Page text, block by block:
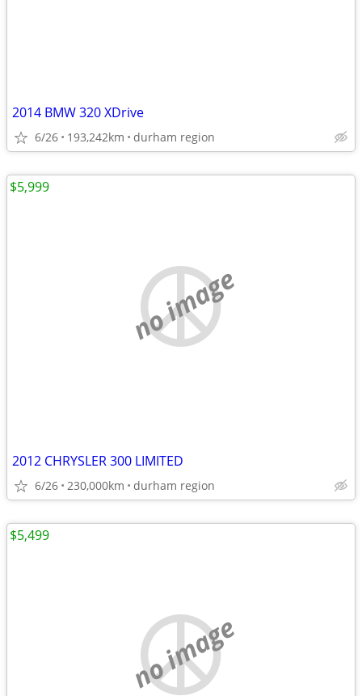
2014 BMW 320 XDrive
6/26 193,242km durham region
no image
2012 CHRYSLER 300 LIMITED
6/26 230,000km durham region
$5,999
no image
$5,499